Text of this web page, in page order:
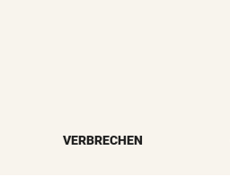
VERBRECHEN